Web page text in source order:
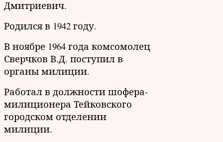
Дмитриевич.
Родился в 1942 году.
В ноябре 1964 года комсомолец
Сверчков В.Д. поступил в
органы милиции.
Работал в должности шофера-
милиционера Тейковского
городском отделении
милиции.